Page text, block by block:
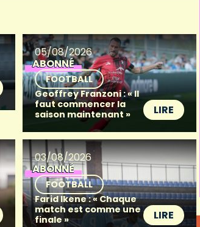
05/08/2026
ABONNÉ
FOOTBALL
Geoffrey Franzoni : « Il
faut commencer la
saison maintenant »
LIRE
03/08/2026
ABONNÉ
FOOTBALL
Farid Ikene : « Chaque
match est comme une
finale »
LIRE